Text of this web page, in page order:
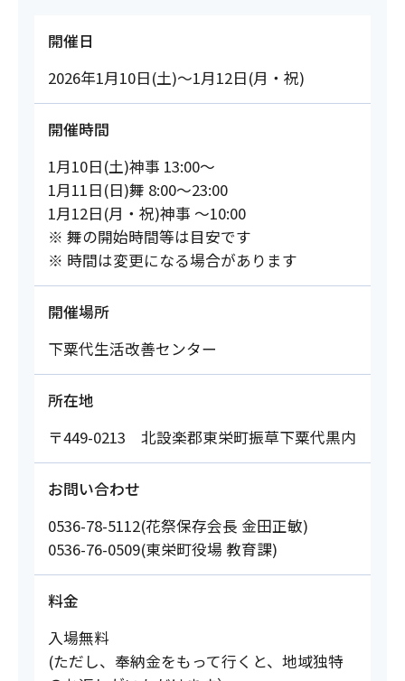
開催日
2026年1月10日(土)～1月12日(月・祝)
開催時間
1月10日(土)神事 13:00～
1月11日(日)舞 8:00～23:00
1月12日(月・祝)神事 ～10:00
※ 舞の開始時間等は目安です
※ 時間は変更になる場合があります
開催場所
下粟代生活改善センター
所在地
〒449-0213 北設楽郡東栄町振草下粟代黒内
お問い合わせ
0536-78-5112(花祭保存会長 金田正敏)
0536-76-0509(東栄町役場 教育課)
料金
入場無料
(ただし、奉納金をもって行くと、地域独特